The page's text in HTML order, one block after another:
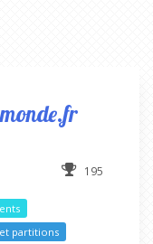
195
partitions